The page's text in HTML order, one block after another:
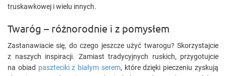
truskawkowej i wielu innych.
Twaróg – różnorodnie i z pomysłem
Zastanawiacie się, do czego jeszcze użyć twarogu? Skorzystajcie
z naszych inspiracji. Zamiast tradycyjnych ruskich, przygotujcie
na obiad paszteciki z białym serem, które dzięki pieczeniu zyskują